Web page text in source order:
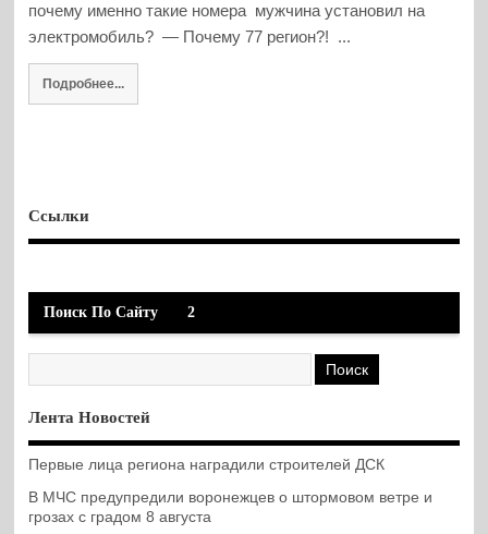
почему именно такие номера мужчина установил на
электромобиль? — Почему 77 регион?! ...
Подробнее...
Ссылки
Поиск По Сайту 2
Лента Новостей
Первые лица региона наградили строителей ДСК
В МЧС предупредили воронежцев о штормовом ветре и
грозах с градом 8 августа